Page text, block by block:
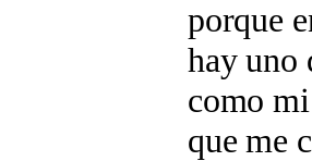
entre
uno que se
mi gran
me